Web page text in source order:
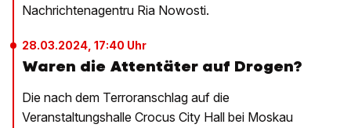
Nachrichtenagentru Ria Nowosti.
28.03.2024, 17:40 Uhr
Waren die Attentäter auf Drogen?
Die nach dem Terroranschlag auf die
Veranstaltungshalle Crocus City Hall bei Moskau